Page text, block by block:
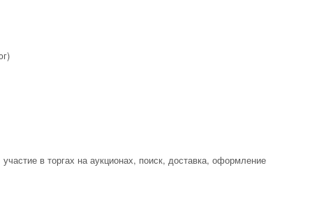
в торгах на аукционах, поиск, доставка, оформление